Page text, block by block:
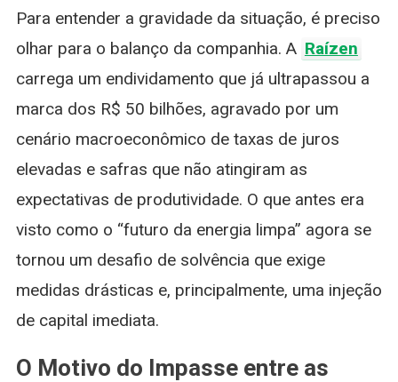
Para entender a gravidade da situação, é preciso
olhar para o balanço da companhia. A Raízen
carrega um endividamento que já ultrapassou a
marca dos R$ 50 bilhões, agravado por um
cenário macroeconômico de taxas de juros
elevadas e safras que não atingiram as
expectativas de produtividade. O que antes era
visto como o “futuro da energia limpa” agora se
tornou um desafio de solvência que exige
medidas drásticas e, principalmente, uma injeção
de capital imediata.
O Motivo do Impasse entre as